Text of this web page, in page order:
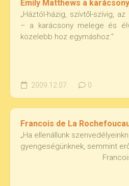
Emily Matthews a
„Háztól-házig, szívtől-szívig,
– a karácsony melege és
közelebb hoz egymáshoz.”
2009.12.07. 0
Francois de La
„Ha ellenállunk
gyengeségünknek, semmint